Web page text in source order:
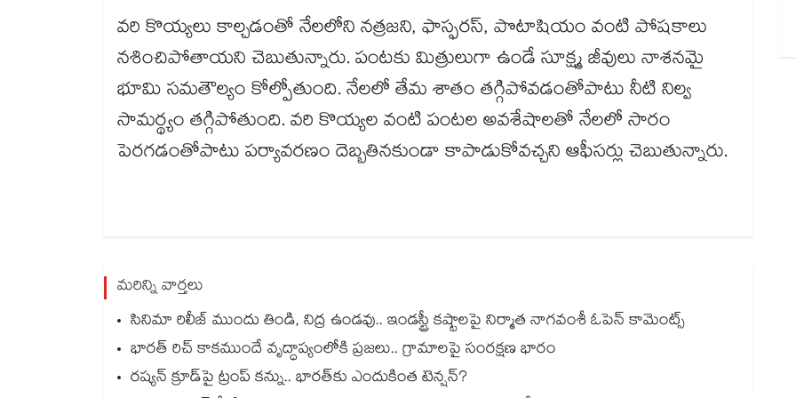
వరి కొయ్యలు కాల్చడంతో నేలలోని నత్రజని, ఫాస్ఫరస్, పొటాషియం వంటి పోషకాలు
నశించిపోతాయని చెబుతున్నారు. పంటకు మిత్రులుగా ఉండే సూక్ష్మ జీవులు నాశనమై
భూమి సమతౌల్యం కోల్పోతుంది. నేలలో తేమ శాతం తగ్గిపోవడంతోపాటు నీటి నిల్వ
సామర్థ్యం తగ్గిపోతుంది. వరి కొయ్యల వంటి పంటల అవశేషాలతో నేలలో సారం
పెరగడంతోపాటు పర్యావరణం దెబ్బతినకుండా కాపాడుకోవచ్చని ఆఫీసర్లు చెబుతున్నారు.
మరిన్ని వార్తలు
సినిమా రిలీజ్ ముందు తిండి, నిద్ర ఉండవు.. ఇండస్ట్రీ కష్టాలపై నిర్మాత నాగవంశీ ఓపెన్ కామెంట్స్
భారత్ రిచ్ కాకముందే వృద్ధాప్యంలోకి ప్రజలు.. గ్రామాలపై సంరక్షణ భారం
రష్యన్ క్రూడ్‌పై ట్రంప్ కన్ను.. భారత్‌కు ఎందుకింత టెన్షన్?